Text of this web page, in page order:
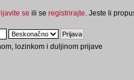
se ili se registrirajte . Jeste li
lozinkom i duljinom prijave